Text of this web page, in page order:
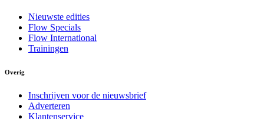
Nieuwste edities
Flow Specials
Flow International
Trainingen
Overig
Inschrijven voor de nieuwsbrief
Adverteren
Klantenservice